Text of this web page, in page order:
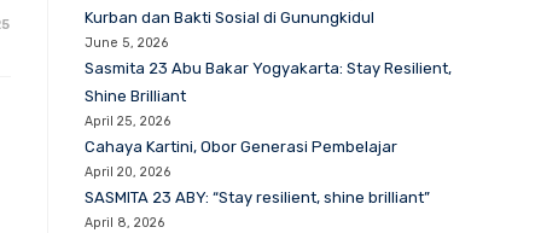
Kurban dan Bakti Sosial di Gunungkidul
June 5, 2026
Sasmita 23 Abu Bakar Yogyakarta: Stay Resilient,
Shine Brilliant
April 25, 2026
Cahaya Kartini, Obor Generasi Pembelajar
April 20, 2026
SASMITA 23 ABY: “Stay resilient, shine brilliant”
April 8, 2026